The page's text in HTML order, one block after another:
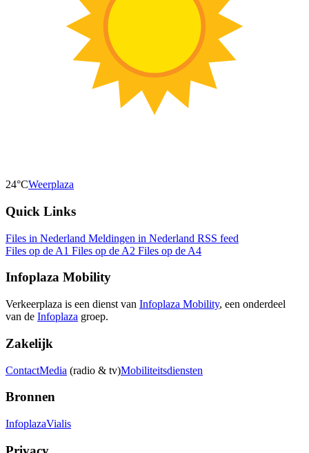
24°CWeerplaza
Quick Links
Files in Nederland Meldingen in Nederland RSS feed
Files op de A1 Files op de A2 Files op de A4
Infoplaza Mobility
Verkeerplaza is een dienst van Infoplaza Mobility, een onderdeel
van de Infoplaza groep.
Zakelijk
ContactMedia (radio & tv)Mobiliteitsdiensten
Bronnen
InfoplazaVialis